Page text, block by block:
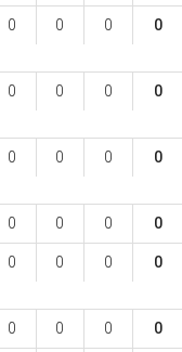
0 0 0 0
0 0 0 0
0 0 0 0
0 0 0 0
0 0 0 0
0 0 0 0